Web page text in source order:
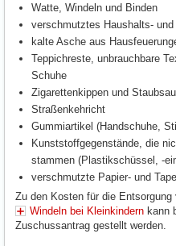
Watte, Windeln und Binden
verschmutztes Haushalts- und
kalte Asche aus
Teppichreste, unbrauchbare
Schuhe
Zigarettenkippen und
Straßenkehricht
Gummiartikel (Handschuhe,
Kunststoffgegenstände, die
stammen (Plastikschüssel, -
verschmutzte Papier- und
Zu den Kosten für die Entsorgung
Windeln bei Kleinkindern kann
Zuschussantrag gestellt werden.